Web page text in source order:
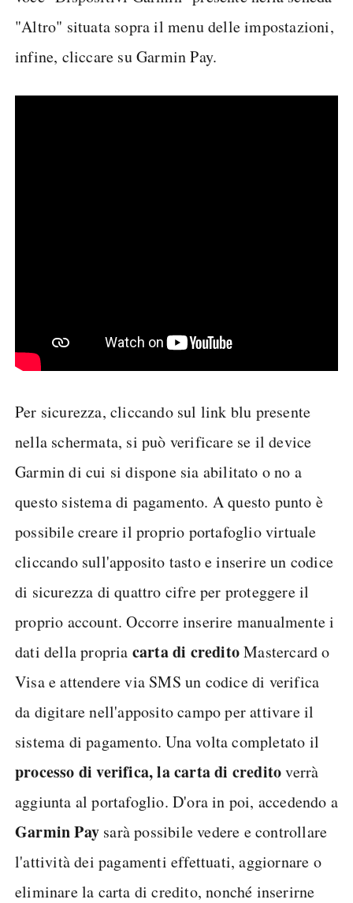
"Altro" situata sopra il menu delle impostazioni,
infine, cliccare su Garmin Pay.
Per sicurezza, cliccando sul link blu presente
nella schermata, si può verificare se il device
Garmin di cui si dispone sia abilitato o no a
questo sistema di pagamento. A questo punto è
possibile creare il proprio portafoglio virtuale
cliccando sull'apposito tasto e inserire un codice
di sicurezza di quattro cifre per proteggere il
proprio account. Occorre inserire manualmente i
dati della propria carta di creditoMastercard o
Visa e attendere via SMS un codice di verifica
da digitare nell'apposito campo per attivare il
sistema di pagamento. Una volta completato il
processo di verifica, la carta di creditoverrà
aggiunta al portafoglio. D'ora in poi, accedendo a
Garmin Pay sarà possibile vedere e controllare
l'attività dei pagamenti effettuati, aggiornare o
eliminare la carta di credito, nonché inserirne